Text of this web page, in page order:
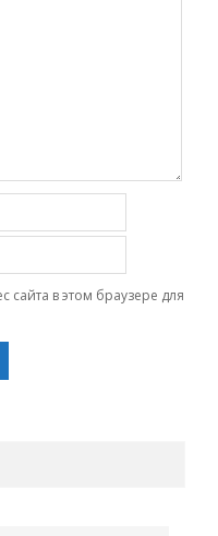
сайта в этом браузере для